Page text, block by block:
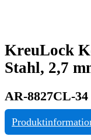
KreuLock
Stahl, 2,7
AR-8827CL-34